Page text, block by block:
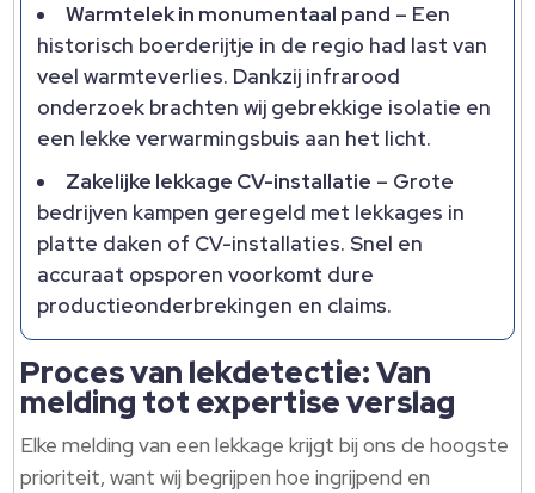
Warmtelek in monumentaal pand – Een
historisch boerderijtje in de regio had last van
veel warmteverlies.​ Dankzij infrarood
onderzoek brachten wij gebrekkige isolatie en
een lekke verwarmingsbuis aan het licht.​
Zakelijke lekkage CV-installatie – Grote
bedrijven kampen geregeld met lekkages in
platte daken of CV-installaties.​ Snel en
accuraat opsporen voorkomt dure
productieonderbrekingen en claims.​
Proces van lekdetectie: Van
melding tot expertise verslag
Elke melding van een lekkage krijgt bij ons de hoogste
prioriteit, want wij begrijpen hoe ingrijpend en